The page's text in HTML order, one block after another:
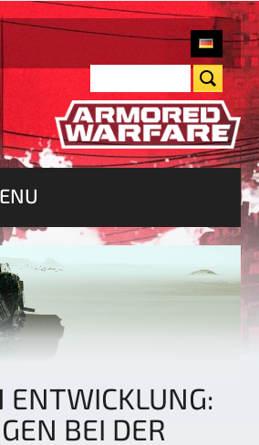
ENTWICKLUNG:
BEI DER